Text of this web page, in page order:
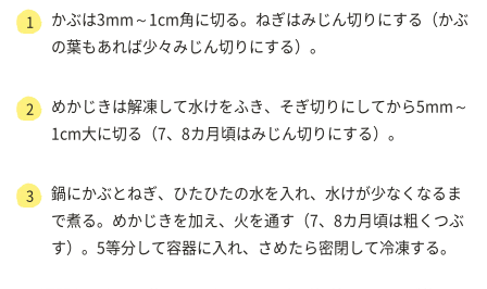
1
かぶは3mm～1cm角に切る。ねぎはみじん切りにする（かぶ
の葉もあれば少々みじん切りにする）。
2
めかじきは解凍して水けをふき、そぎ切りにしてから5mm～
1cm大に切る（7、8カ月頃はみじん切りにする）。
3
鍋にかぶとねぎ、ひたひたの水を入れ、水けが少なくなるま
で煮る。めかじきを加え、火を通す（7、8カ月頃は粗くつぶ
す）。5等分して容器に入れ、さめたら密閉して冷凍する。